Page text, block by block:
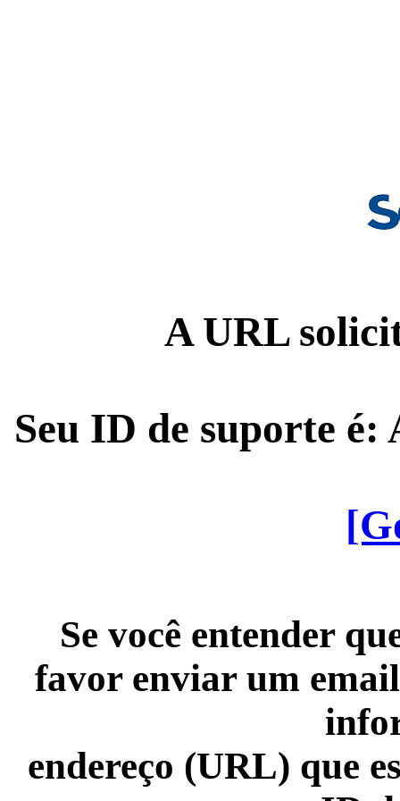
A URL
Seu ID de suporte é:
Se você entender
favor enviar um
endereço (URL) que